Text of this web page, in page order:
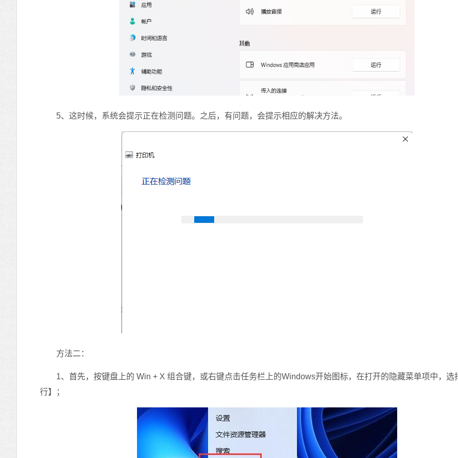
5、这时候，系统会提示正在检测问题。之后，有问题，会提示相应的解决方法。
方法二：
1、首先，按键盘上的 Win + X 组合键，或右键点击任务栏上的Windows开始图标，在打开的隐藏菜单项中，选
行】；